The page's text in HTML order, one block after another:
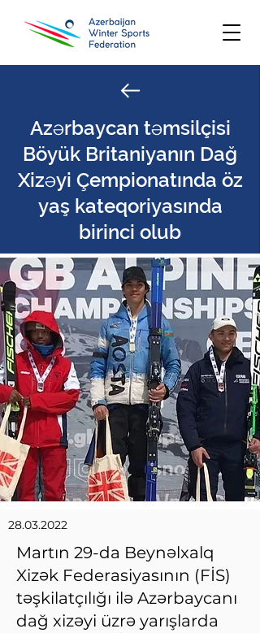
Azərbaycan təmsilçisi
Böyük Britaniyanın Dağ
Xizəyi Çempionatında öz
yaş kateqoriyasında
birinci olub
28.03.2022
Martın 29-da Beynəlxalq
Xizək Federasiyasının (FİS)
təşkilatçılığı ilə Azərbaycanı
dağ xizəyi üzrə yarışlarda